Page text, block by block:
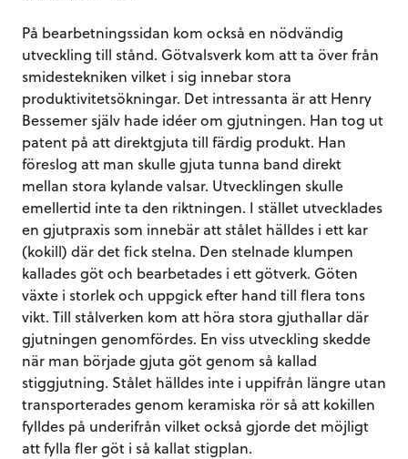
På bearbetningssidan kom också en nödvändig
utveckling till stånd. Götvalsverk kom att ta över från
smidestekniken vilket i sig innebar stora
produktivitetsökningar. Det intressanta är att Henry
Bessemer själv hade idéer om gjutningen. Han tog ut
patent på att direktgjuta till färdig produkt. Han
föreslog att man skulle gjuta tunna band direkt
mellan stora kylande valsar. Utvecklingen skulle
emellertid inte ta den riktningen. I stället utvecklades
en gjutpraxis som innebär att stålet hälldes i ett kar
(kokill) där det fick stelna. Den stelnade klumpen
kallades göt och bearbetades i ett götverk. Göten
växte i storlek och uppgick efter hand till flera tons
vikt. Till stålverken kom att höra stora gjuthallar där
gjutningen genomfördes. En viss utveckling skedde
när man började gjuta göt genom så kallad
stiggjutning. Stålet hälldes inte i uppifrån längre utan
transporterades genom keramiska rör så att kokillen
fylldes på underifrån vilket också gjorde det möjligt
att fylla fler göt i så kallat stigplan.